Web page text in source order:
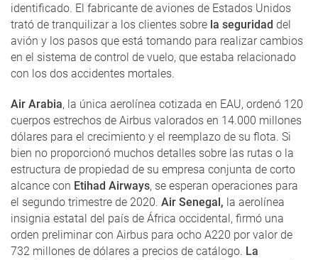
identificado. El fabricante de aviones de Estados Unidos
trató de tranquilizar a los clientes sobre la seguridad del
avión y los pasos que está tomando para realizar cambios
en el sistema de control de vuelo, que estaba relacionado
con los dos accidentes mortales.
Air Arabia, la única aerolínea cotizada en EAU, ordenó 120
cuerpos estrechos de Airbus valorados en 14.000 millones
dólares para el crecimiento y el reemplazo de su flota. Si
bien no proporcionó muchos detalles sobre las rutas o la
estructura de propiedad de su empresa conjunta de corto
alcance con Etihad Airways, se esperan operaciones para
el segundo trimestre de 2020. Air Senegal, la aerolínea
insignia estatal del país de África occidental, firmó una
orden preliminar con Airbus para ocho A220 por valor de
732 millones de dólares a precios de catálogo. La